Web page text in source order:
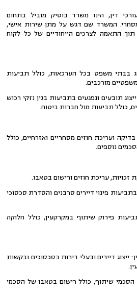
דין, הינו משרד בוטיק מוביל בתחום
המשרד שם דגש על מתן שירות אישי,
תוך התאמה לצרכים הייחודיים של כל לקוח
בבתי משפט בכל הערכאות, כולל תביעות
מורכבים.
תובעים ונפגעים בתביעות בגין נזקי רכוש
כולל תביעות מול חברות ביטוח.
ועריכת חוזים מסחריים ואזרחיים, כולל
נוספים.
זכויות, עריכת חוזים ורישום בטאבו.
בתביעות פינוי דיירים סרבנים והסדרת סכסוכי
פירוק שיתוף במקרקעין, כולל חלוקה
ייצוג דיירים ובעלי דירות בסכסוכים ובקשות
שיתוף, כולל רישום בטאבו של הסכמי